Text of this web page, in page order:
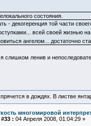
состояния.
- декогеренция той части
всей своей жизнью
ангелом... достаточно
слишком ленив и
в дождях. В листве
многомировой
: 04 Апреля 2008, 01:04:29 »